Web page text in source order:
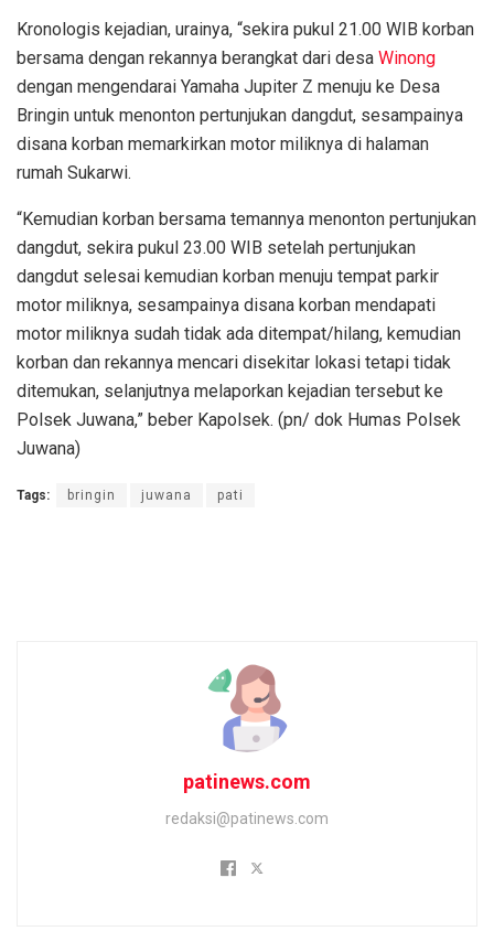
Kronologis kejadian, urainya, “sekira pukul 21.00 WIB korban
bersama dengan rekannya berangkat dari desa Winong
dengan mengendarai Yamaha Jupiter Z menuju ke Desa
Bringin untuk menonton pertunjukan dangdut, sesampainya
disana korban memarkirkan motor miliknya di halaman
rumah Sukarwi.
“Kemudian korban bersama temannya menonton pertunjukan
dangdut, sekira pukul 23.00 WIB setelah pertunjukan
dangdut selesai kemudian korban menuju tempat parkir
motor miliknya, sesampainya disana korban mendapati
motor miliknya sudah tidak ada ditempat/hilang, kemudian
korban dan rekannya mencari disekitar lokasi tetapi tidak
ditemukan, selanjutnya melaporkan kejadian tersebut ke
Polsek Juwana,” beber Kapolsek. (pn/ dok Humas Polsek
Juwana)
Tags: bringin juwana pati
patinews.com
redaksi@patinews.com